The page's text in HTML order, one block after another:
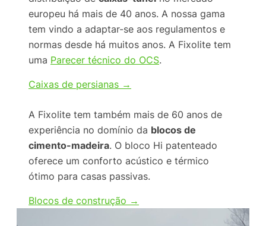
europeu há mais de 40 anos. A nossa gama
tem vindo a adaptar-se aos regulamentos e
normas desde há muitos anos. A Fixolite tem
uma Parecer técnico do OCS.
Caixas de persianas →
A Fixolite tem também mais de 60 anos de
experiência no domínio da blocos de
cimento-madeira. O bloco Hi patenteado
oferece um conforto acústico e térmico
ótimo para casas passivas.
Blocos de construção →